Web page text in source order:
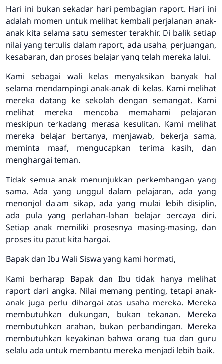
Hari ini bukan sekadar hari pembagian raport. Hari ini
adalah momen untuk melihat kembali perjalanan anak-
anak kita selama satu semester terakhir. Di balik setiap
nilai yang tertulis dalam raport, ada usaha, perjuangan,
kesabaran, dan proses belajar yang telah mereka lalui.
Kami sebagai wali kelas menyaksikan banyak hal
selama mendampingi anak-anak di kelas. Kami melihat
mereka datang ke sekolah dengan semangat. Kami
melihat mereka mencoba memahami pelajaran
meskipun terkadang merasa kesulitan. Kami melihat
mereka belajar bertanya, menjawab, bekerja sama,
meminta maaf, mengucapkan terima kasih, dan
menghargai teman.
Tidak semua anak menunjukkan perkembangan yang
sama. Ada yang unggul dalam pelajaran, ada yang
menonjol dalam sikap, ada yang mulai lebih disiplin,
ada pula yang perlahan-lahan belajar percaya diri.
Setiap anak memiliki prosesnya masing-masing, dan
proses itu patut kita hargai.
Bapak dan Ibu Wali Siswa yang kami hormati,
Kami berharap Bapak dan Ibu tidak hanya melihat
raport dari angka. Nilai memang penting, tetapi anak-
anak juga perlu dihargai atas usaha mereka. Mereka
membutuhkan dukungan, bukan tekanan. Mereka
membutuhkan arahan, bukan perbandingan. Mereka
membutuhkan keyakinan bahwa orang tua dan guru
selalu ada untuk membantu mereka menjadi lebih baik.